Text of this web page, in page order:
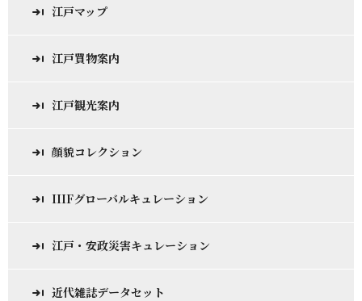
江戸マップ
江戸買物案内
江戸観光案内
顔貌コレクション
IIIFグローバルキュレーション
江戸・安政災害キュレーション
近代雑誌データセット